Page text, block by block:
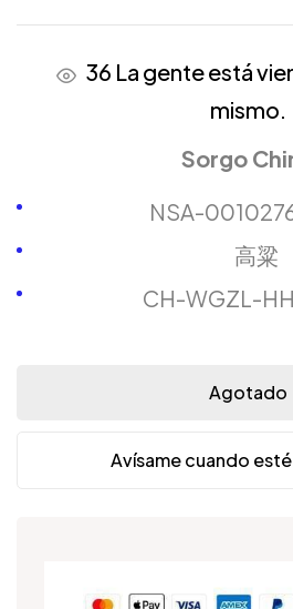
36 La gente está
mismo.
Sorgo
NSA-
高粱
CH-WGZL-
Agotado
Avísame cuando